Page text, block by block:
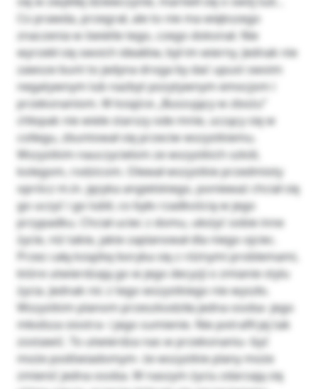
Co prawda, przegrał, ale to nie ma większego
znaczenia w świetle tego, czego dokonał. Nie
wyrzekł się swoich ideałów, był im wierny. Jednak nie
zawsze bunt to jedyna droga by dać upust swoim
negatywnym lub nazbyt pozytywnym emocjom i
przekonaniom. W książce „Buszujący w zbożu”
chłopak nie wiele starszy ode mnie, uczący się w
collegu, zbuntował się przeciw wszystkiemu.
Wszystkim nauczycielom ze wszystkich szkół,
kolegom, rodzicom. Olewał wszystkie przedmioty
oprócz m.in. języka angielskiego, ponieważ chciał się
go uczyć i go lubił, co było rzadkością w jego
przypadku. Chciał uciec z domu, ułożyć sobie inne
życie, niż takie, jakie zaplanował dla niego ojciec.
Przez całą książkę boryka się z różnymi problemami,
które utwierdzają go w jego decyzji o zmianie stylu
życia. Jednak nic z tego wszystkiego nie wyszło.
Wszystkim planom przeszkodziła jedna osoba- jego
młodsza siostra- i jego sumienie. Nie potrafił jej tak
zostawić. To utwierdza nas w przekonaniu- być
może podświadomym- że wszystkie plany może
zmienić jedna osoba. W naszym życiu zdarzają się